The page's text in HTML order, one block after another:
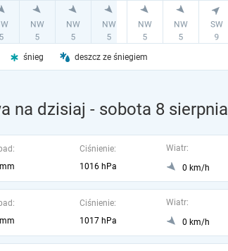
śnieg deszcz ze śniegiem
na dzisiaj - sobota 8 sierpnia
Ciśnienie:
1016 hPa
Wiatr:
0 km/h
Ciśnienie:
1017 hPa
Wiatr:
0 km/h